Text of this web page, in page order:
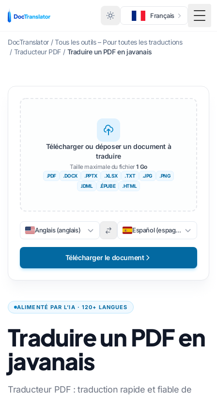
Français
DocTranslator / Tous les outils – Pour toutes les traductions
/ Traducteur PDF / Traduire un PDF en javanais
ALIMENTÉ PAR L’IA · 120+ LANGUES
Traduire un PDF en
javanais
Traducteur PDF : traduction rapide et fiable de
Télécharger ou déposer un document à
traduire
Taille maximale du fichier1 Go
.PDF .DOCX .PPTX .XLSX .TXT .JPG
.PNG
.IDML
.ÉPUBE .HTML
Anglais (anglais) Español (espagnol)
Télécharger le document